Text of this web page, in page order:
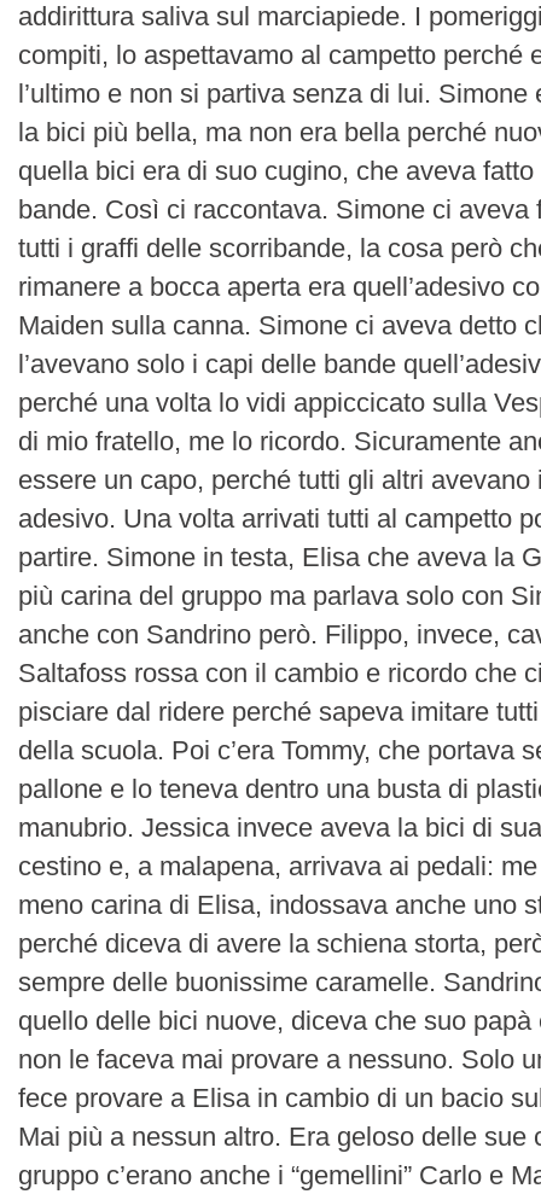
addirittura saliva sul marciapiede. I
compiti, lo aspettavamo al campetto perché
l’ultimo e non si partiva senza di lui. Simone
la bici più bella, ma non era bella perché
quella bici era di suo cugino, che aveva
bande. Così ci raccontava. Simone ci aveva
tutti i graffi delle scorribande, la cosa però
rimanere a bocca aperta era quell’adesivo
Maiden sulla canna. Simone ci aveva detto
l’avevano solo i capi delle bande
perché una volta lo vidi appiccicato sulla
di mio fratello, me lo ricordo. Sicuramente
essere un capo, perché tutti gli altri avevano
adesivo. Una volta arrivati tutti al campetto
partire. Simone in testa, Elisa che aveva la
più carina del gruppo ma parlava solo con
anche con Sandrino però. Filippo, invece,
Saltafoss rossa con il cambio e ricordo che
pisciare dal ridere perché sapeva imitare
della scuola. Poi c’era Tommy, che portava
pallone e lo teneva dentro una busta di
manubrio. Jessica invece aveva la bici di
cestino e, a malapena, arrivava ai pedali:
meno carina di Elisa, indossava anche uno
perché diceva di avere la schiena storta,
sempre delle buonissime caramelle.
quello delle bici nuove, diceva che suo papà
non le faceva mai provare a nessuno. Solo
fece provare a Elisa in cambio di un bacio
Mai più a nessun altro. Era geloso delle sue
gruppo c’erano anche i “gemellini” Carlo e